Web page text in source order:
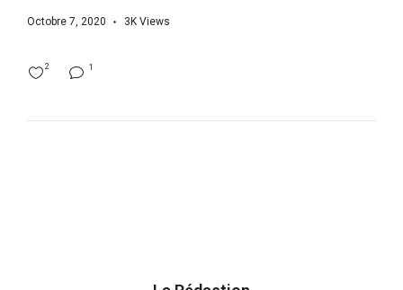
Octobre 7, 2020 3K Views
1
2